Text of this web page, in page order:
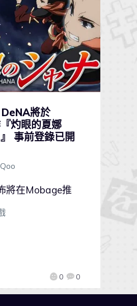
DeNA將於
灼眼的夏娜
事前登錄已開
0 0
將在Mobage推